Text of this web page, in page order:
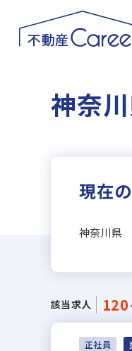
神奈
現在
神奈川県
該当求人 120
正社員